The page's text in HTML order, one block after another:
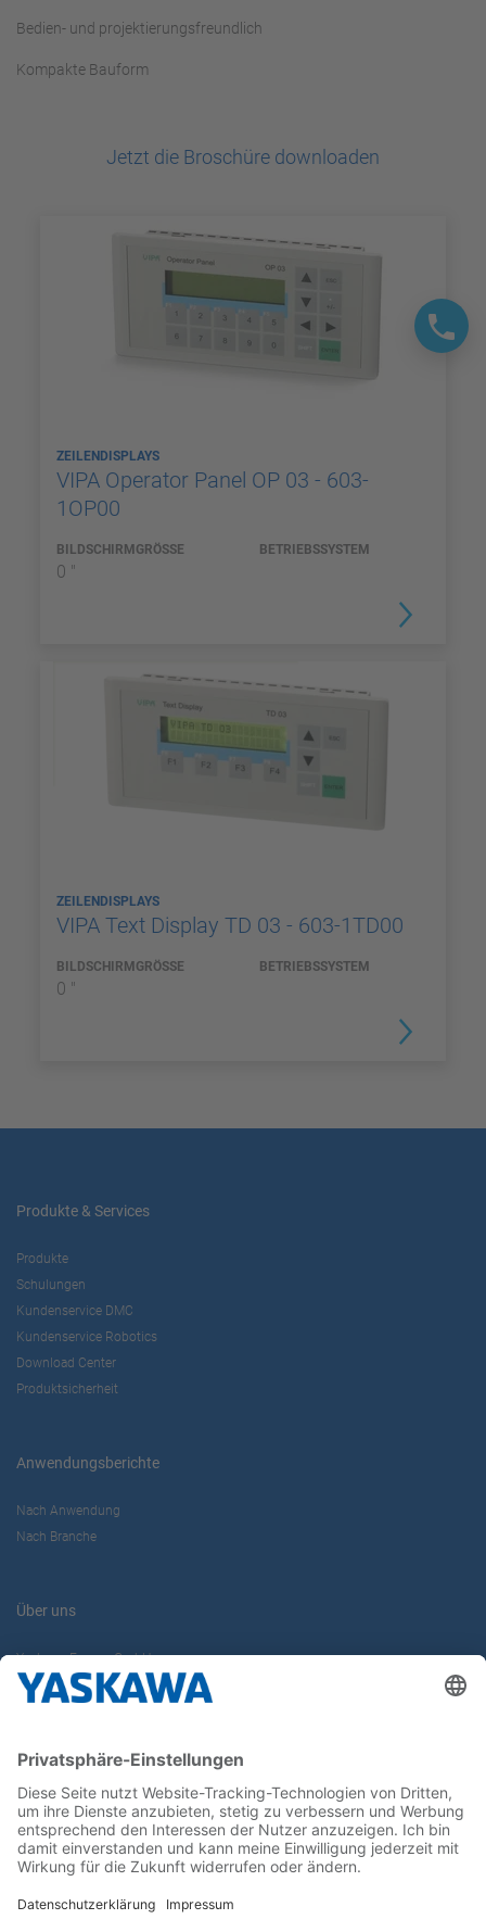
Bedien- und projektierungsfreundlich
Kompakte Bauform
Jetzt die Broschüre downloaden
ZEILENDISPLAYS
VIPA Operator Panel OP 03 - 603-
1OP00
BILDSCHIRMGRÖSSE
0 "
BETRIEBSSYSTEM
ZEILENDISPLAYS
VIPA Text Display TD 03 - 603-1TD00
BILDSCHIRMGRÖSSE
0 "
BETRIEBSSYSTEM
Produkte & Services
Produkte
Schulungen
Kundenservice DMC
Kundenservice Robotics
Download Center
Produktsicherheit
Anwendungsberichte
Nach Anwendung
Nach Branche
Über uns
Yaskawa Europe GmbH
Karriere
Newsletter
Follow us on...